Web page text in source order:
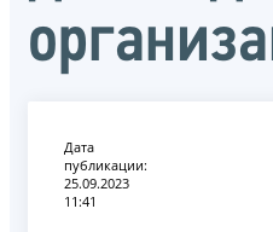
Дата
публикации:
25.09.2023
11:41